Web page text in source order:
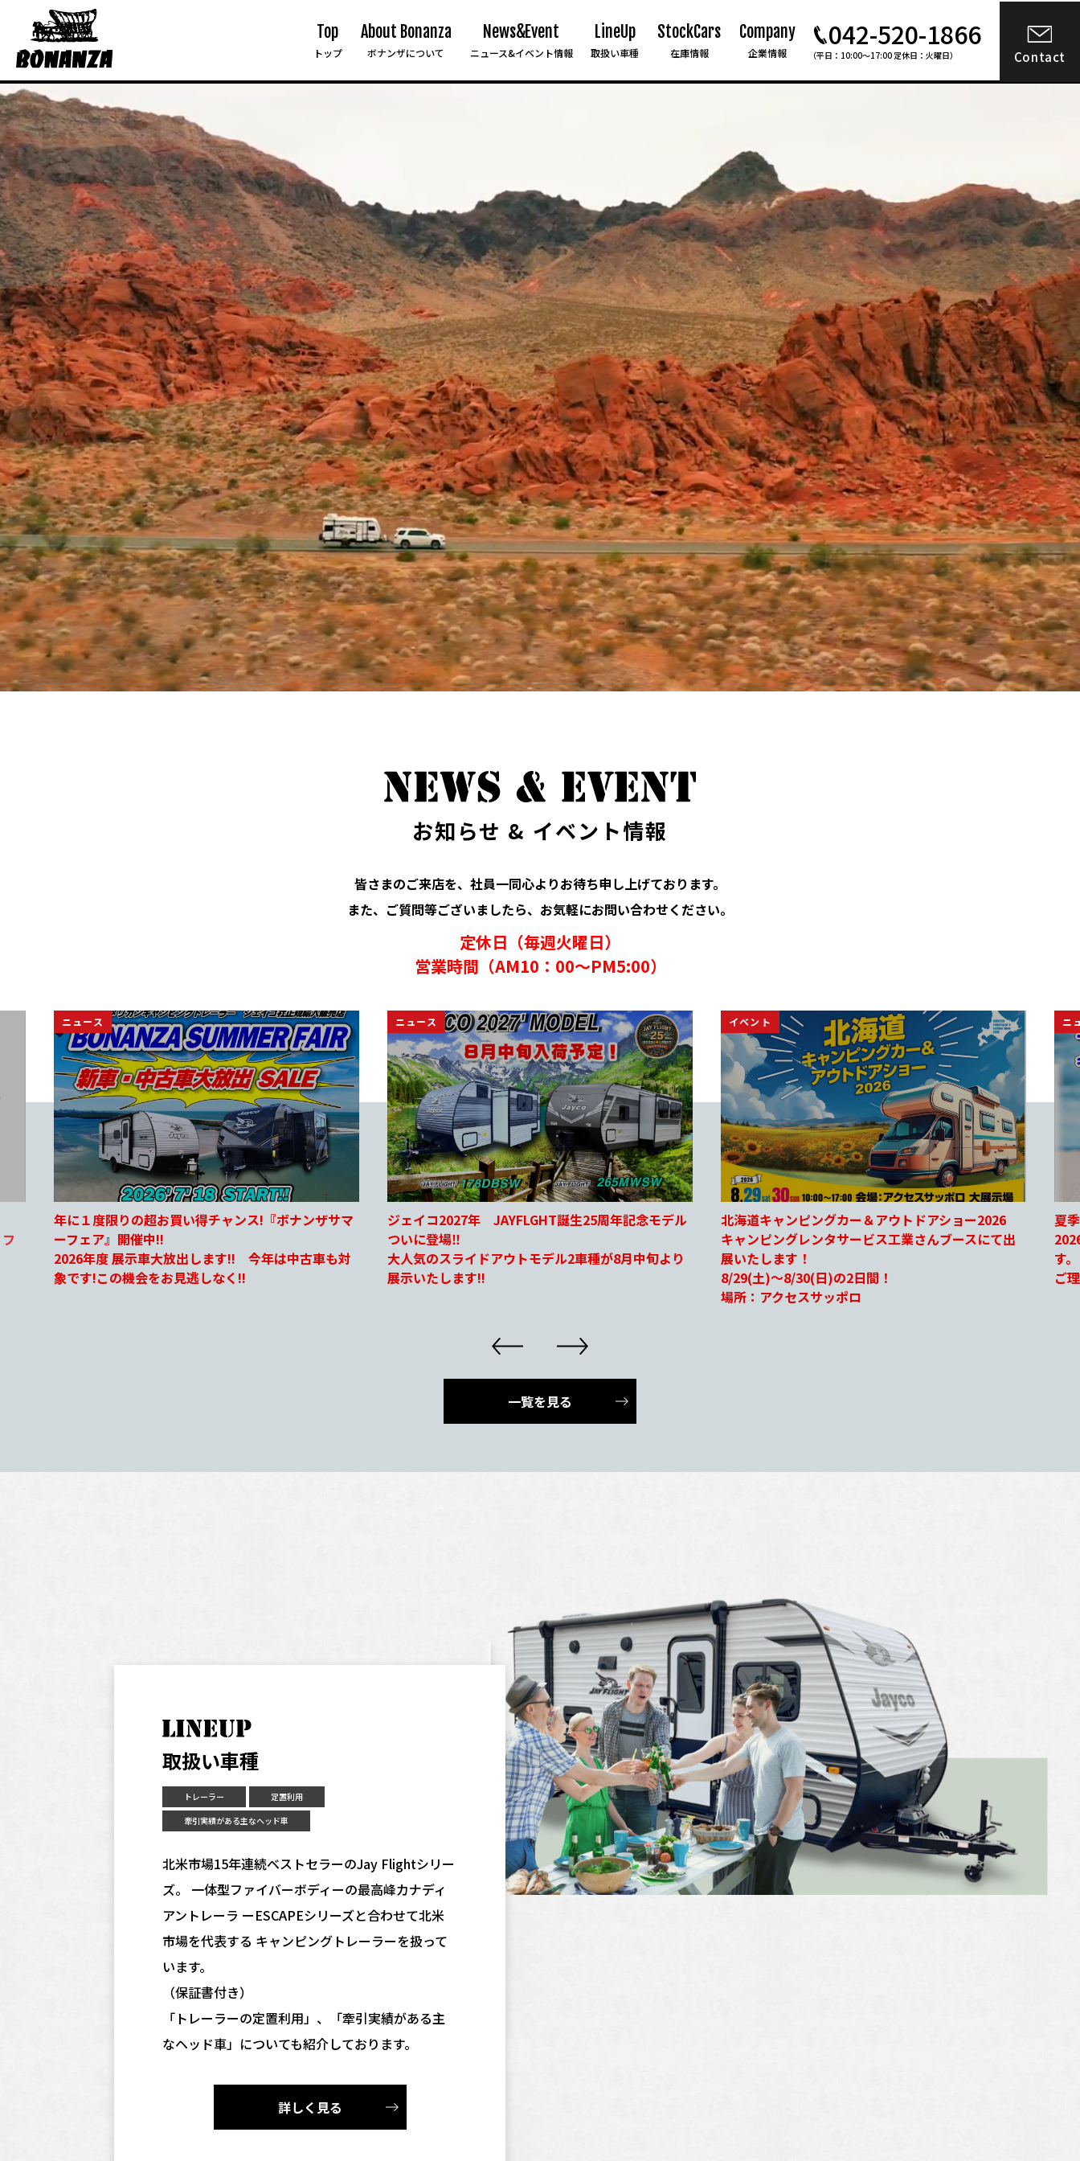
Top
トップ
About Bonanza
ボナンザについて
News&Event
ニュース&イベント情報
LineUp
取扱い車種
StockCars
在庫情報
Company
企業情報
042-520-1866
（平日：10:00〜17:00 定休日：火曜日） Contact
お知らせ & イベント情報
皆さまのご来店を、社員一同心よりお待ち申し上げております。
また、ご質問等ございましたら、お気軽にお問い合わせください。
定休日（毎週火曜日）
営業時間（AM10：00～PM5:00）
ニュース
ジェイコ2027年 JAYFLGHT誕生25周年記念モデル
ついに登場‼
大人気のスライドアウトモデル2車種が8月中旬より
展示いたします!!
イベント
北海道キャンピングカー＆アウトドアショー2026
キャンピングレンタサービス工業さんブースにて出
展いたします！
8/29(土)～8/30(日)の2日間！
ニュース
夏季休暇のお知らせ
2026年8月11日(火)～8月14日(金)まで休業となりま
す。
ご理解ご協力のほど宜しくお願い申し上げます
ニ
ジ
愛
一覧を見る
取扱い車種
トレーラー
定置利用
牽引実績がある主なヘッド車
北米市場15年連続ベストセラーのJay Flightシリー
ズ。 一体型ファイバーボディーの最高峰カナディ
アントレーラ ーESCAPEシリーズと合わせて北米
市場を代表する キャンピングトレーラーを扱って
います。
（保証書付き）
「トレーラーの定置利用」、「牽引実績がある主
なヘッド車」についても紹介しております。
詳しく見る